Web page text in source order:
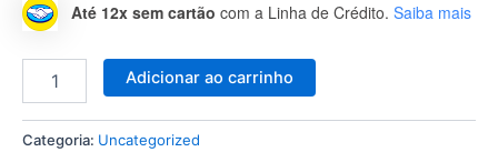
Até 12x sem cartão com a Linha de Crédito. Saiba mais
Adicionar ao carrinho
Categoria: Uncategorized